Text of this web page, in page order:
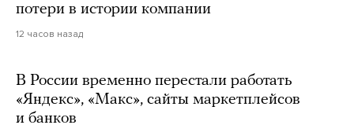
потери в истории компании
12 часов назад
В России временно перестали работать
«Яндекс», «Макс», сайты маркетплейсов
и банков